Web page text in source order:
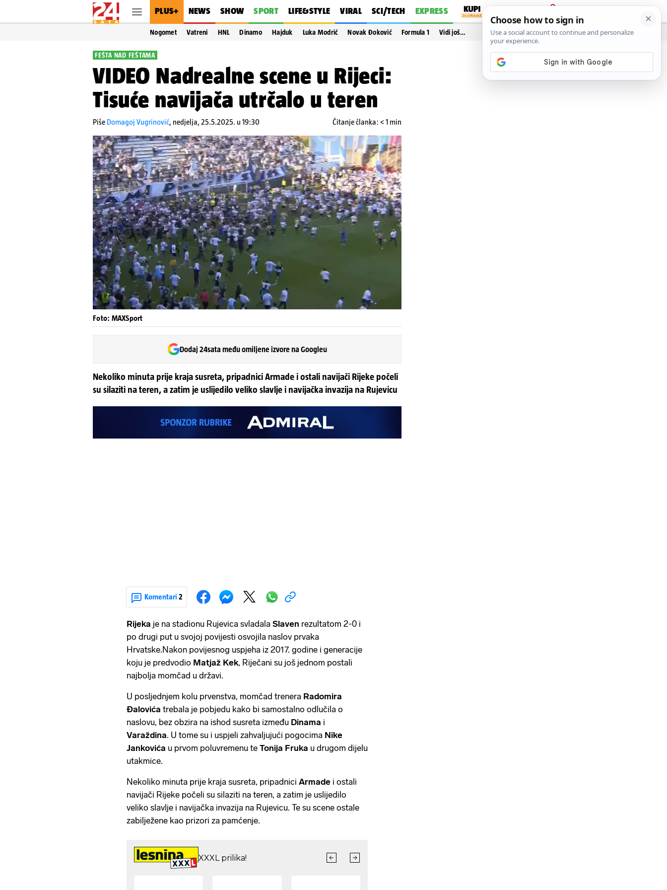
PLUS+ NEWS SHOW SPORT LIFE&STYLE VIRAL SCI/TECH EXPRESS
PRIJAVA
Nogomet Vatreni HNL Dinamo Hajduk Luka Modrić Novak Đoković Formula 1 Vidi još…
FEŠTA NAD FEŠTAMA
VIDEO Nadrealne scene u Rijeci:
Tisuće navijača utrčalo u teren
Piše Domagoj Vugrinović, nedjelja, 25.5.2025. u 19:30 Čitanje članka: < 1 min
Foto: MAXSport
Dodaj 24sata među omiljene izvore na Googleu
Nekoliko minuta prije kraja susreta, pripadnici Armade i ostali navijači Rijeke počeli
su silaziti na teren, a zatim je uslijedilo veliko slavlje i navijačka invazija na Rujevicu
Komentari 2
Rijeka je na stadionu Rujevica svladala Slaven rezultatom 2-0 i
po drugi put u svojoj povijesti osvojila naslov prvaka
Hrvatske.Nakon povijesnog uspjeha iz 2017. godine i generacije
koju je predvodio Matjaž Kek, Riječani su još jednom postali
najbolja momčad u državi.
U posljednjem kolu prvenstva, momčad trenera Radomira
Đalovića trebala je pobjedu kako bi samostalno odlučila o
naslovu, bez obzira na ishod susreta između Dinama i
Varaždina. U tome su i uspjeli zahvaljujući pogocima Nike
Jankovića u prvom poluvremenu te Tonija Fruka u drugom dijelu
utakmice.
Nekoliko minuta prije kraja susreta, pripadnici Armade i ostali
navijači Rijeke počeli su silaziti na teren, a zatim je uslijedilo
veliko slavlje i navijačka invazija na Rujevicu. Te su scene ostale
zabilježene kao prizori za pamćenje.